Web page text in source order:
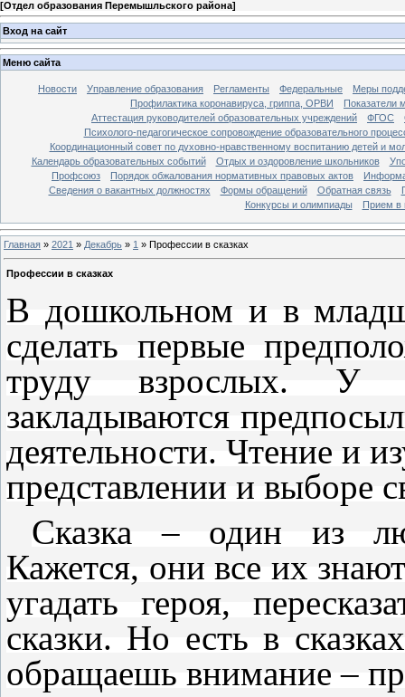
[Отдел образования Перемышльского района]
Вход на сайт
Меню сайта
Новости Управление образования Регламенты Федеральные
Меры
Профилактика коронавируса, гриппа, ОРВИ
Показатели
Аттестация руководителей образовательных учреждений
ФГОС
Психолого-педагогическое сопровождение образовательного
Координационный совет по духовно-нравственному воспитанию детей и
Календарь образовательных событий
Отдых и оздоровление школьников
Профсоюз
Порядок обжалования нормативных правовых актов
Сведения о вакантных должностях
Формы обращений Обратная связь
Конкурсы и олимпиады
Прием в
Главная » 2021 » Декабрь » 1 » Профессии в сказках
Профессии в сказках
В дошкольном и в
сделать первые
труду взрослых. У
закладываются
деятельности. Чтение и
представлении и выборе
Сказка – один из
Кажется, они все их
угадать героя,
сказки. Но есть в
обращаешь внимание –